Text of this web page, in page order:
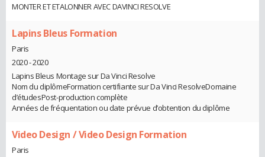
MONTER ET ETALONNER AVEC DAVINCI RESOLVE
Lapins Bleus Formation
Paris
2020 - 2020
Lapins Bleus Montage sur Da Vinci Resolve
Nom du diplômeFormation certifiante sur Da Vinci ResolveDomaine
d’étudesPost-production complète
Années de fréquentation ou date prévue d’obtention du diplôme
Video Design / Video Design Formation
Paris